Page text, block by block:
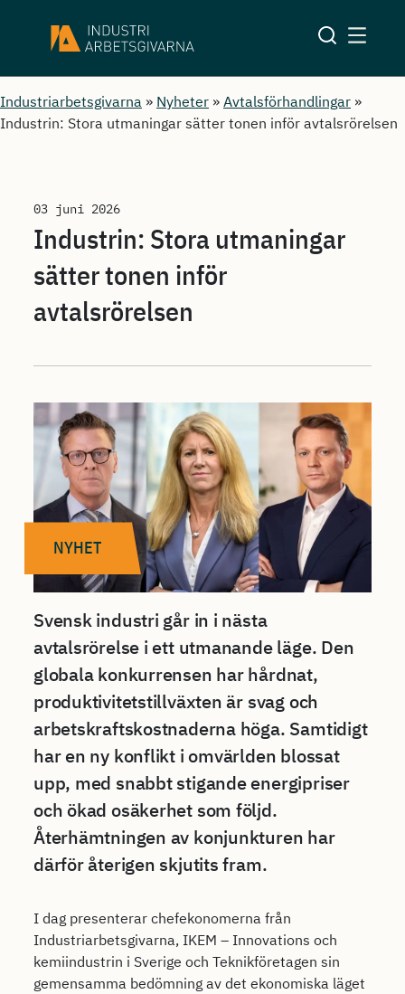
Industriarbetsgivarna » Nyheter » Avtalsförhandlingar »
Industrin: Stora utmaningar sätter tonen inför avtalsrörelsen
03 juni 2026
Industrin: Stora utmaningar
sätter tonen inför
avtalsrörelsen
NYHET
Svensk industri går in i nästa
avtalsrörelse i ett utmanande läge. Den
globala konkurrensen har hårdnat,
produktivitetstillväxten är svag och
arbetskraftskostnaderna höga. Samtidigt
har en ny konflikt i omvärlden blossat
upp, med snabbt stigande energipriser
och ökad osäkerhet som följd.
Återhämtningen av konjunkturen har
därför återigen skjutits fram.
I dag presenterar chefekonomerna från
Industriarbetsgivarna, IKEM – Innovations och
kemiindustrin i Sverige och Teknikföretagen sin
gemensamma bedömning av det ekonomiska läget